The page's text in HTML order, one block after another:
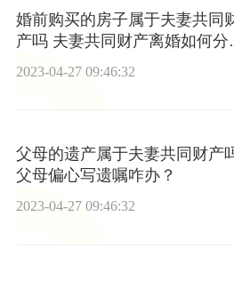
婚前购买的房子属于夫妻共同
产吗 夫妻共同财产离婚如何分
2023-04-27 09:46:32
父母的遗产属于夫妻共同财产
父母偏心写遗嘱咋办？
2023-04-27 09:46:32